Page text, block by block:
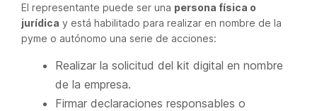
El representante puede ser una persona física o
jurídica y está habilitado para realizar en nombre de la
pyme o autónomo una serie de acciones:
Realizar la solicitud del kit digital en nombre
de la empresa.
Firmar declaraciones responsables o